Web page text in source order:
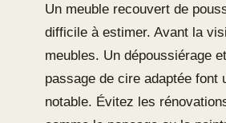
Un meuble recouvert de
difficile à estimer. Avant la
meubles. Un dépoussiérage
passage de cire adaptée font
notable. Évitez les